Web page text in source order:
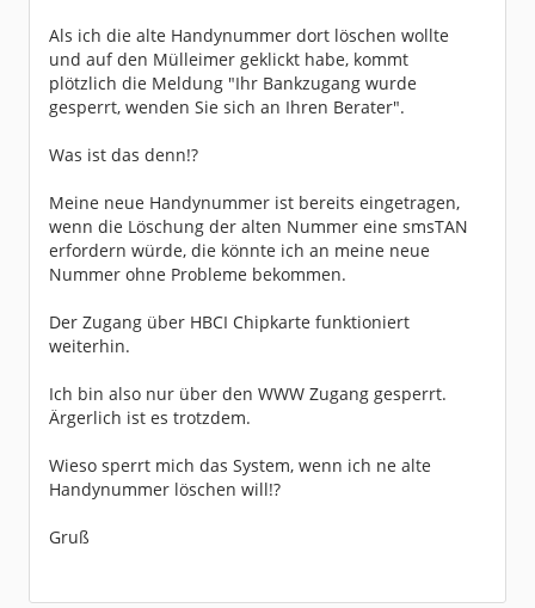
Als ich die alte Handynummer dort löschen wollte
und auf den Mülleimer geklickt habe, kommt
plötzlich die Meldung "Ihr Bankzugang wurde
gesperrt, wenden Sie sich an Ihren Berater".
Was ist das denn!?
Meine neue Handynummer ist bereits eingetragen,
wenn die Löschung der alten Nummer eine smsTAN
erfordern würde, die könnte ich an meine neue
Nummer ohne Probleme bekommen.
Der Zugang über HBCI Chipkarte funktioniert
weiterhin.
Ich bin also nur über den WWW Zugang gesperrt.
Ärgerlich ist es trotzdem.
Wieso sperrt mich das System, wenn ich ne alte
Handynummer löschen will!?
Gruß